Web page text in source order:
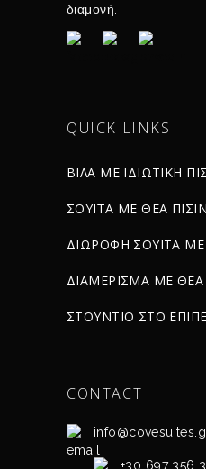
διαμονή.
QUICK LINKS
ΒΙΛΑ ΜΕ ΙΔΙΩΤΙΚΗ
ΣΟΥΪΤΑ ΜΕ ΘΕΑ
ΔΙΩΡΟΦΗ ΣΟΥΪΤΑ
ΔΙΑΜΕΡΙΣΜΑ ΜΕ
ΣΤΟΥΝΤΙΟ ΣΤΟ
CONTACT
+30 697 356